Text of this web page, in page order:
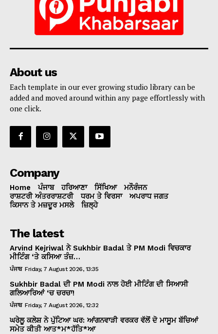
About us
Each template in our ever growing studio library can be
added and moved around within any page effortlessly with
one click.
Company
Home ਪੰਜਾਬ ਹਰਿਆਣਾ ਸਿੱਖਿਆ
ਮਨੌਰੰਜਨ
ਰਾਸ਼ਟਰੀ ਅੰਤਰਰਾਸ਼ਟਰੀ
ਧਰਮ ਤੇ ਵਿਰਸਾ
ਅਪਰਾਧ ਜਗਤ
ਕਿਸਾਨ ਤੇ ਮਜ਼ਦੂਰ ਮਸਲੇ
ਜ਼ਿਲ੍ਹੇ
The latest
Arvind Kejriwal ਨੇ Sukhbir Badal ਤੇ PM Modi ਵਿਚਕਾਰ
ਮੀਟਿੰਗ ‘ਤੇ ਕਸਿਆ ਤੰਜ਼…
ਪੰਜਾਬ Friday, 7 August 2026, 13:35
Sukhbir Badal ਦੀ PM Modi ਨਾਲ ਹੋਈ ਮੀਟਿੰਗ ਦੀ ਸਿਆਸੀ
ਗਲਿਆਰਿਆਂ ‘ਚ ਚਰਚਾ!
ਪੰਜਾਬ Friday, 7 August 2026, 12:32
ਘਰੇਲੂ ਕਲੇਸ਼ ਨੇ ਪੁੱਟਿਆ ਘਰ: ਆਂਗਨਵਾੜੀ ਵਰਕਰ ਵੱਲੋਂ ਦੋ ਮਾਸੂਮ ਬੱਚਿਆਂ
ਸਮੇਤ ਕੀਤੀ ਆਤ*ਮ*ਹੱਤਿ*ਆ